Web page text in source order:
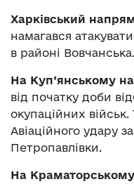
Харківський
намагався
в районі Вовчанська.
На Куп’янському
від початку доби
окупаційних військ.
Авіаційного удару
Петропавлівки.
На